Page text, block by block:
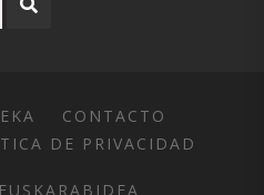
CONTACTO
DE PRIVACIDAD
EUSKARABIDEA